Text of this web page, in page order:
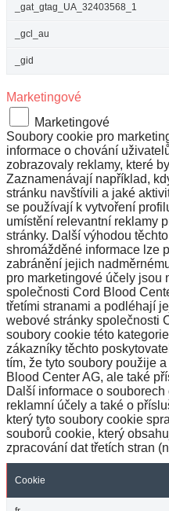
_gat_gtag_UA_32403568_1
_gcl_au
_gid
Marketingové
Marketingové
Soubory cookie pro
informace o chování
zobrazovaly reklamy, které
Zaznamenávají například,
stránku navštívili a jaké
se používají k vytvoření
umístění relevantní reklamy
stránky. Další výhodou
shromážděné informace lze
zabránění jejich
pro marketingové účely jsou
společnosti Cord Blood
třetími stranami a podléhají
webové stránky společnosti
soubory cookie této
zákazníky těchto
tím, že tyto soubory použije
Blood Center AG, ale také
Další informace o
reklamní účely a také o
který tyto soubory cookie
souborů cookie, který
zpracování dat třetích stran
Cookie